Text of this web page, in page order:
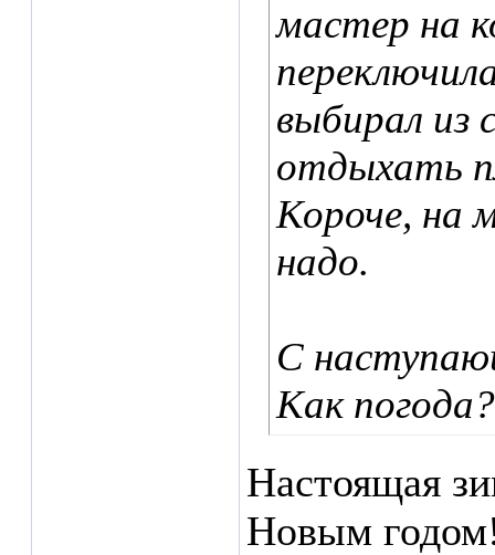
мастер на
выбирал из
отдыхать
Короче, на
надо.
С
Как погода?
Настоящая
Новым